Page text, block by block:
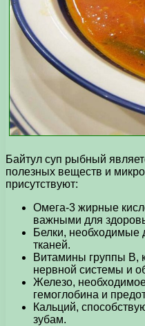
Байтул суп рыбный
полезных веществ и
присутствуют:
Омега-3 жирные
важными для
Белки, необходимые
тканей.
Витамины группы В,
нервной системы и
Железо,
гемоглобина и
Кальций,
зубам.